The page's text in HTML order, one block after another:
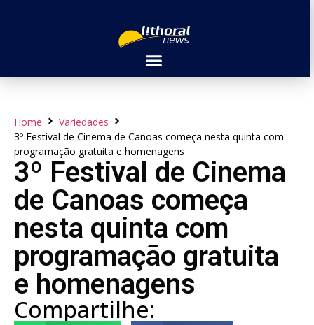
Home
Variedades
3º Festival de Cinema de Canoas começa nesta quinta com
programação gratuita e homenagens
3º Festival de Cinema
de Canoas começa
nesta quinta com
programação gratuita
e homenagens
Compartilhe: